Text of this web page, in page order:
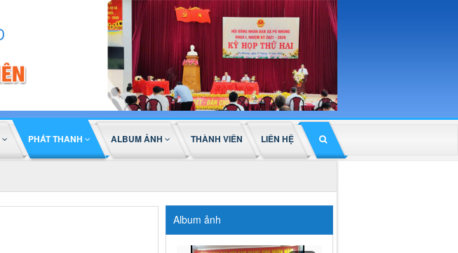
PHÁT THANH ALBUM ẢNH THÀNH VIÊN LIÊN HỆ
Album ảnh